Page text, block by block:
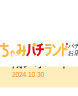
パ
お
うみのいく
戦レポー
2024.10.30